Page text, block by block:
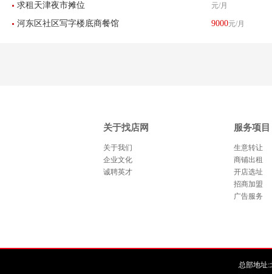
转让
求租天津夜市摊位 元/月
河东区社区写字楼底商餐馆 9000元/月
关于找店网
关于我们
企业文化
诚聘英才
服务项目
生意转让
商铺出租
开店选址
招商加盟
广告服务
总部地址: